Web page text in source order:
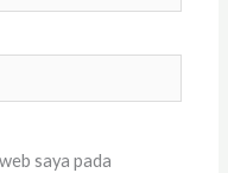
saya pada